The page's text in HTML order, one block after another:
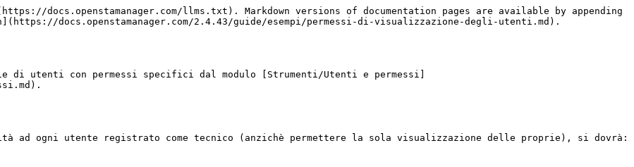
docs.openstamanager.com/llms.txt). Markdown versions of documentation pages are available by appending
docs.openstamanager.com/2.4.43/guide/esempi/permessi-di-visualizzazione-degli-utenti.md).
di utenti con permessi specifici dal modulo [Strumenti/Utenti e permessi]
ogni utente registrato come tecnico (anzichè permettere la sola visualizzazione delle proprie), si dovrà: